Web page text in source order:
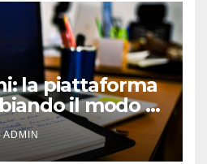
la piattaforma
il modo di
e
ADMIN